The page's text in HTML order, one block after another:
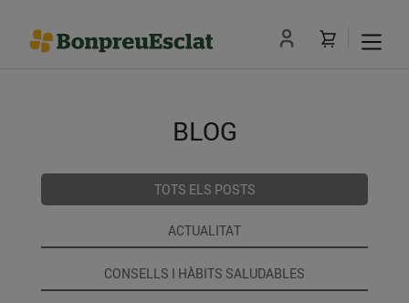
BLOG
TOTS ELS POSTS
ACTUALITAT
CONSELLS I HÀBITS SALUDABLES